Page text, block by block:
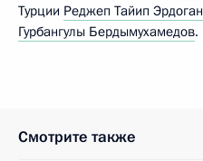
Турции Реджеп Тайип Эрдоган
Гурбангулы Бердымухамедов.
Смотрите также